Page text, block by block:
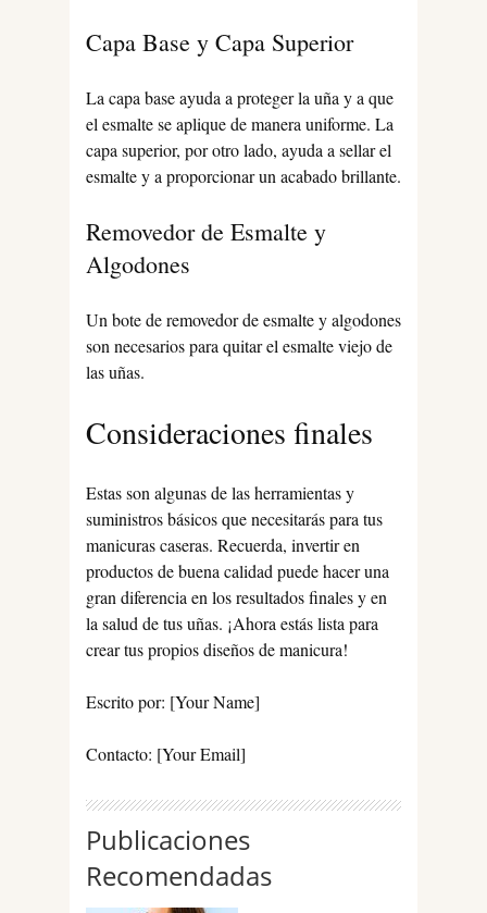
Capa Base y Capa Superior
La capa base ayuda a proteger la uña y a que
el esmalte se aplique de manera uniforme. La
capa superior, por otro lado, ayuda a sellar el
esmalte y a proporcionar un acabado brillante.
Removedor de Esmalte y
Algodones
Un bote de removedor de esmalte y algodones
son necesarios para quitar el esmalte viejo de
las uñas.
Consideraciones finales
Estas son algunas de las herramientas y
suministros básicos que necesitarás para tus
manicuras caseras. Recuerda, invertir en
productos de buena calidad puede hacer una
gran diferencia en los resultados finales y en
la salud de tus uñas. ¡Ahora estás lista para
crear tus propios diseños de manicura!
Escrito por: [Your Name]
Contacto: [Your Email]
Publicaciones
Recomendadas